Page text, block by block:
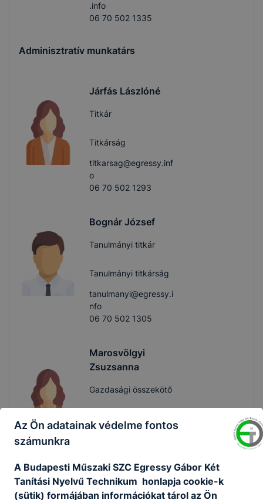
.info
06 70 502 1335
Adminisztratív munkatárs
Járfás Lászlóné
Titkár
Titkárság
titkarsag@egressy.inf
o
06 70 502 1293
Bognár József
Tanulmányi titkár
Tanulmányi titkárság
tanulmanyi@egressy.i
nfo
06 70 502 1305
Marosvölgyi
Zsuzsanna
Gazdasági összekötő
06 70 502 1271
Az Ön adatainak védelme fontos
számunkra
A Budapesti Műszaki SZC Egressy Gábor Két
Tanítási Nyelvű Technikum honlapja cookie-k
(sütik) formájában információkat tárol az Ön